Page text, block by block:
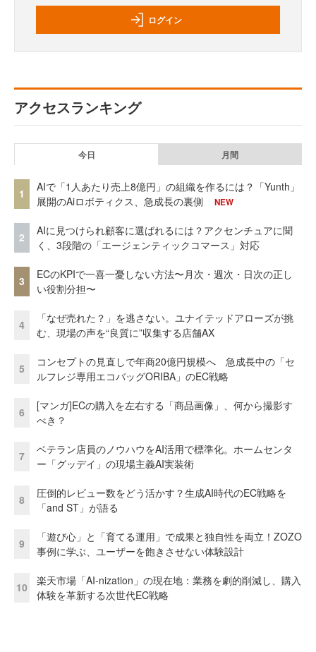
ログイン
アクセスランキング
今日 月間
1
AIで「1人あたり売上8億円」の組織を作るには？「Yunth」
展開のAiロボティクス、急成長の裏側
NEW
2
AIに見つけられ顧客に選ばれるには？アクセンチュアに聞
く、3段階の「エージェンティックコマース」対応
3
ECのKPIで一喜一憂しない方法〜月次・週次・日次の正し
い役割分担〜
4
「なぜ売れた？」を逃さない。ユナイテッドアローズが挑
む、現場の声を“良質に”収集する店舗AX
5
コンセプトの見直しで年商20億円規模へ 急成長中の「セ
ルフレジ専用エコバッグORIBA」のEC戦略
6
[マンガ]ECの購入を左右する「商品画像」、何から撮影す
べき？
7
ベテラン店員のノウハウをAI活用で標準化。ホームセンタ
ー「グッデイ」の現場主義AI実装術
8
圧倒的レビュー数をどう活かす？生成AI時代のEC戦略を
「and ST」が語る
9
「遊び心」と「育てる運用」で成果と独自性を両立！ZOZO
事例に学ぶ、ユーザーを飽きさせない体験設計
10
楽天市場「AI-nization」の現在地：業務を劇的削減し、購入
体験を革新する次世代EC戦略